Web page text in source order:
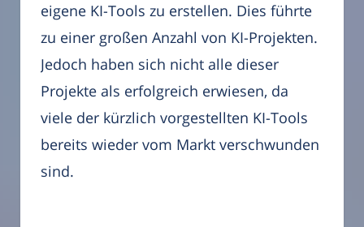
eigene KI-Tools zu erstellen. Dies führte
zu einer großen Anzahl von KI-Projekten.
Jedoch haben sich nicht alle dieser
Projekte als erfolgreich erwiesen, da
viele der kürzlich vorgestellten KI-Tools
bereits wieder vom Markt verschwunden
sind.